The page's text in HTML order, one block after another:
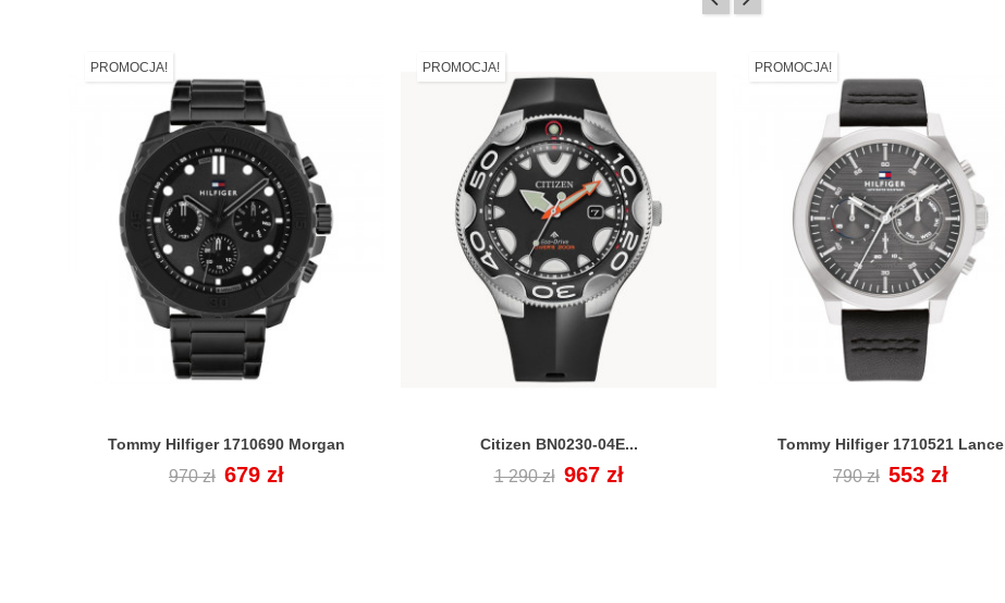
PROMOCJA!
Tommy Hilfiger 1710690 Morgan
Cena
970 zł Cena
679 zł

PROMOCJA!
Citizen BN0230-04E...
Cena
1 290 zł Cena
967 zł

PROMOCJA!
Tommy Hilfiger 1710521 Lance
Cena
790 zł Cena
553 zł
